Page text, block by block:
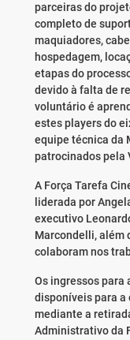
parceiras do
completo de
maquiadores,
hospedagem,
etapas do
devido à falta de
voluntário é
estes players do
equipe técnica da
patrocinados pela
A Força Tarefa
liderada por
executivo
Marcondelli, além
colaboram nos
Os ingressos para
disponíveis para a
mediante a
Administrativo da